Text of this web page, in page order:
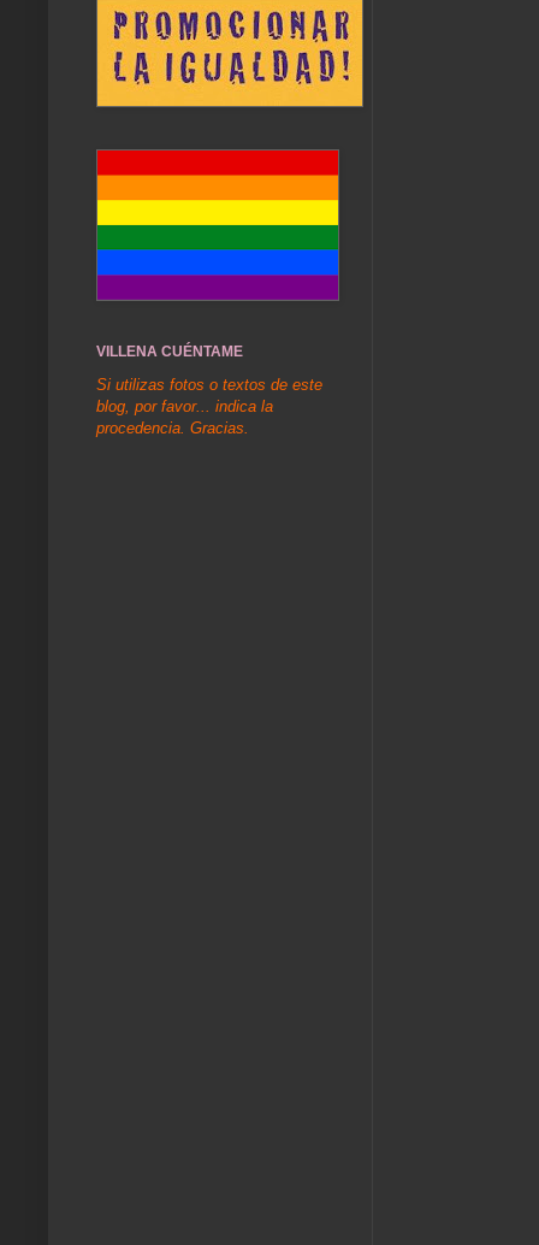
VILLENA CUÉNTAME
Si utilizas fotos o textos de este
blog, por favor... indica la
procedencia. Gracias.